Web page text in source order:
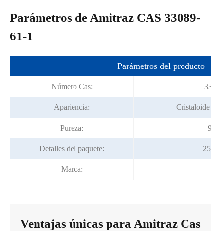
Parámetros de Amitraz CAS 33089-
61-1
Parámetros del producto
Número Cas:
Apariencia: Cristaloide
Pureza:
Detalles del paquete:
Marca:
Ventajas únicas para Amitraz Cas